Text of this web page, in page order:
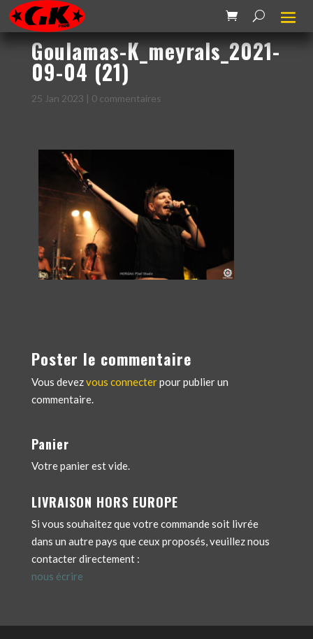
Goulamas-K_meyrals_2021-
09-04 (21)
25 Jan 2023 | 0 commentaires
Poster le commentaire
Vous devezvous connecterpour publier un
commentaire.
Panier
Votre panier est vide.
LIVRAISON HORS EUROPE
Si vous souhaitez que votre commande soit livrée
dans un autre pays que ceux proposés, veuillez nous
contacter directement :
nous écrire